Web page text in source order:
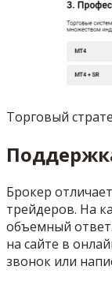
Торговый
Брокер
трейдеров. На
объемный
на сайте в
звонок или